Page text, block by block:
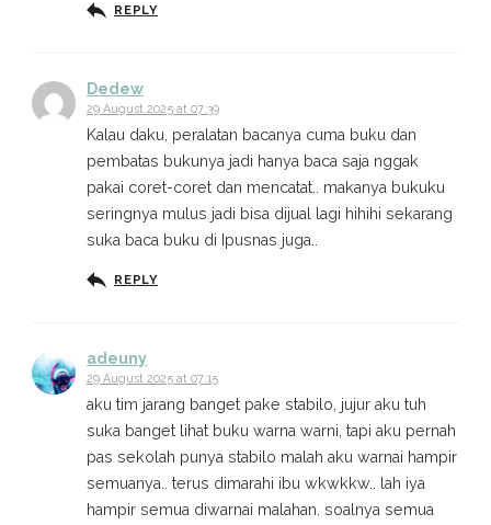
REPLY
Dedew
29 August 2025 at 07:39
Kalau daku, peralatan bacanya cuma buku dan
pembatas bukunya jadi hanya baca saja nggak
pakai coret-coret dan mencatat.. makanya bukuku
seringnya mulus jadi bisa dijual lagi hihihi sekarang
suka baca buku di Ipusnas juga..
REPLY
adeuny
29 August 2025 at 07:15
aku tim jarang banget pake stabilo, jujur aku tuh
suka banget lihat buku warna warni, tapi aku pernah
pas sekolah punya stabilo malah aku warnai hampir
semuanya.. terus dimarahi ibu wkwkkw.. lah iya
hampir semua diwarnai malahan. soalnya semua